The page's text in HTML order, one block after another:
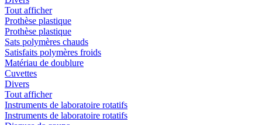
Tout afficher
Prothèse plastique
Prothèse plastique
Sats polymères chauds
Satisfaits polymères froids
Matériau de doublure
Cuvettes
Divers
Tout afficher
Instruments de laboratoire rotatifs
Instruments de laboratoire rotatifs